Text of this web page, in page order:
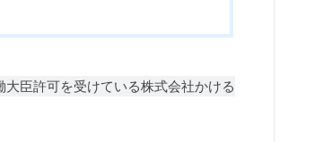
大臣許可を受けている株式会社かける